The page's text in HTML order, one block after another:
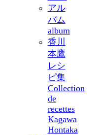
アル
バム
album
香川
本鷹
レシ
ピ集
Collection
de
recettes
Kagawa
Hontaka